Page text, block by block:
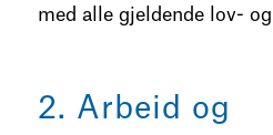
med alle gjeldende lov-
2. Arbeid og